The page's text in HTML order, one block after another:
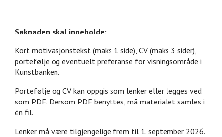
Søknaden skal inneholde:
Kort motivasjonstekst (maks 1 side), CV (maks 3 sider),
portefølje og eventuelt preferanse for visningsområde i
Kunstbanken.
Portefølje og CV kan oppgis som lenker eller legges ved
som PDF. Dersom PDF benyttes, må materialet samles i
én fil.
Lenker må være tilgjengelige frem til 1. september 2026.